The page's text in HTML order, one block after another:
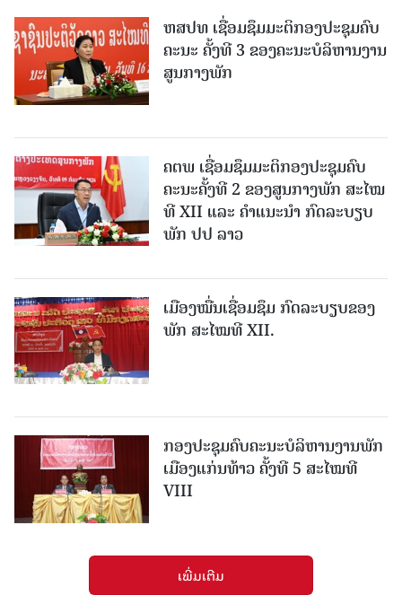
ຫສປທ ເຊື່ອມຊຶມມະຕິກອງປະຊຸມຄົບ
ຄະນະ ຄັ້ງທີ 3 ຂອງຄະນະບໍລິຫານງານ
ສູນກາງພັກ
ຄຕພ ເຊື່ອມຊຶມມະຕິກອງປະຊຸມຄົບ
ຄະນະຄັ້ງທີ 2 ຂອງສູນກາງພັກ ສະໄໝ
ທີ XII ແລະ ຄໍາແນະນໍາ ກົດລະບຽບ
ພັກ ປປ ລາວ
ເມືອງ​ໝື່ນເຊື່ອມຊຶມ ກົດລະບຽບຂອງ
ພັກ ສະໄໝທີ XII.
ກອງປະຊຸມຄົບຄະນະບໍລິຫານງານພັກ
ເມືອງແກ່ນ​ທ້າວ ຄັ້ງທີ 5 ສະໄໝທີ
VIII
ເພີ່ມເຕີມ